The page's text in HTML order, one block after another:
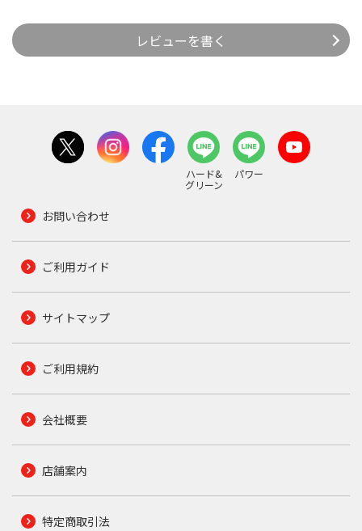
レビューを書く
ハード&
グリーン
パワー
お問い合わせ
ご利用ガイド
サイトマップ
ご利用規約
会社概要
店舗案内
特定商取引法